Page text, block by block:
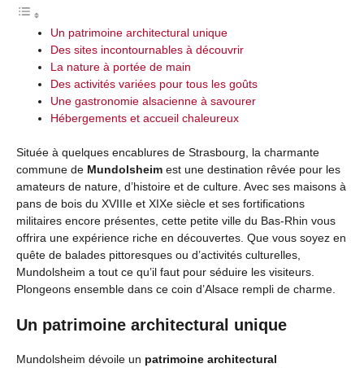
Un patrimoine architectural unique
Des sites incontournables à découvrir
La nature à portée de main
Des activités variées pour tous les goûts
Une gastronomie alsacienne à savourer
Hébergements et accueil chaleureux
Située à quelques encablures de Strasbourg, la charmante
commune de Mundolsheim est une destination rêvée pour les
amateurs de nature, d’histoire et de culture. Avec ses maisons à
pans de bois du XVIIIe et XIXe siècle et ses fortifications
militaires encore présentes, cette petite ville du Bas-Rhin vous
offrira une expérience riche en découvertes. Que vous soyez en
quête de balades pittoresques ou d’activités culturelles,
Mundolsheim a tout ce qu’il faut pour séduire les visiteurs.
Plongeons ensemble dans ce coin d’Alsace rempli de charme.
Un patrimoine architectural unique
Mundolsheim dévoile un patrimoine architectural